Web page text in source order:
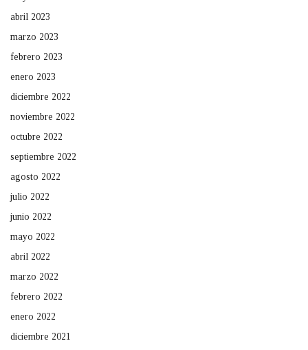
abril 2023
marzo 2023
febrero 2023
enero 2023
diciembre 2022
noviembre 2022
octubre 2022
septiembre 2022
agosto 2022
julio 2022
junio 2022
mayo 2022
abril 2022
marzo 2022
febrero 2022
enero 2022
diciembre 2021